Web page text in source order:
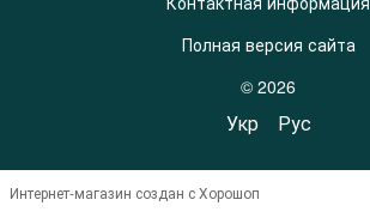
Полная версия сайта
© 2026
Укр Рус
Интернет-магазин создан с Хорошоп